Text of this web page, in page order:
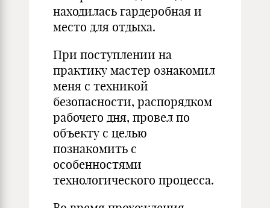
находилась гардеробная и
место для отдыха.
При поступлении на
практику мастер ознакомил
меня с техникой
безопасности, распорядком
рабочего дня, провел по
объекту с целью
познакомить с
особенностями
технологического процесса.